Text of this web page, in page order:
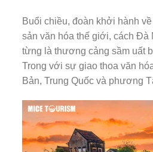
Buổi chiều, đoàn khởi hành về
sản văn hóa thế giới, cách Đà
từng là thương cảng sầm uất
Trong với sự giao thoa văn
Bản, Trung Quốc và phương